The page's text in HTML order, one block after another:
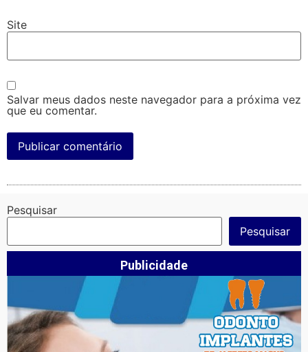
Site
Salvar meus dados neste navegador para a próxima vez
que eu comentar.
Pesquisar
Pesquisar
Publicidade